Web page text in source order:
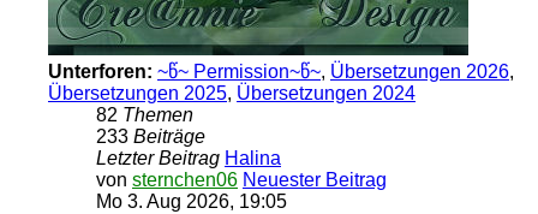
Unterforen: ~წ~ Permission~წ~, Übersetzungen 2026,
Übersetzungen 2025, Übersetzungen 2024
82 Themen
233 Beiträge
Letzter Beitrag Halina
von sternchen06 Neuester Beitrag
Mo 3. Aug 2026, 19:05